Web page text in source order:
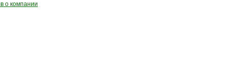
о компании